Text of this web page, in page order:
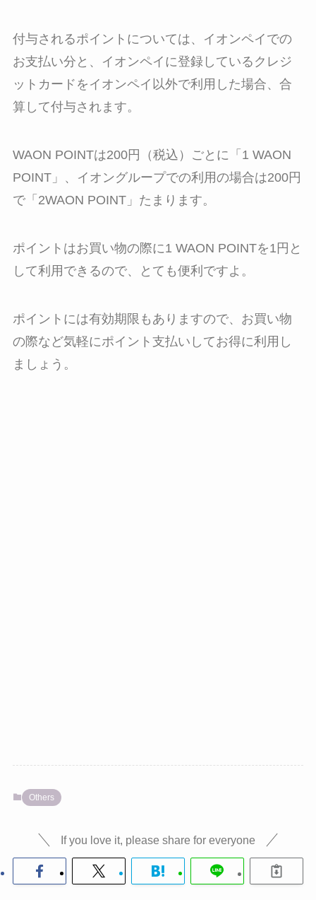
付与されるポイントについては、イオンペイでの
お支払い分と、イオンペイに登録しているクレジ
ットカードをイオンペイ以外で利用した場合、合
算して付与されます。
WAON POINTは200円（税込）ごとに「1 WAON
POINT」、イオングループでの利用の場合は200円
で「2WAON POINT」たまります。
ポイントはお買い物の際に1 WAON POINTを1円と
して利用できるので、とても便利ですよ。
ポイントには有効期限もありますので、お買い物
の際など気軽にポイント支払いしてお得に利用し
ましょう。
Others
If you love it, please share for everyone